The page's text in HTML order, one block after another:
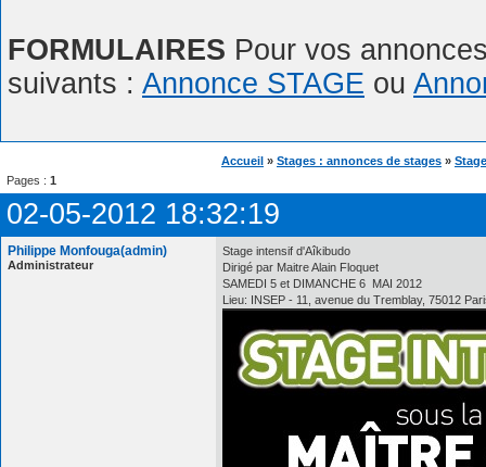
FORMULAIRES Pour vos
suivants : Annonce STAGE ou
Accueil » Stages : annonces de stages »
Pages : 1
02-05-2012 18:32:19
Philippe Monfouga(admin)
Administrateur
Stage intensif d'Aîkibudo
Dirigé par Maitre Alain Floquet
SAMEDI 5 et DIMANCHE 6 MAI 2012
Lieu: INSEP - 11, avenue du Tremblay, 75012